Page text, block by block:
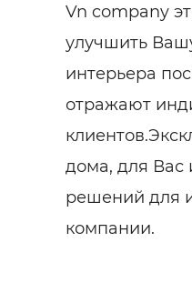
Vn company
улучшить
интерьера
отражают
дома, для Вас
решений для
компании.